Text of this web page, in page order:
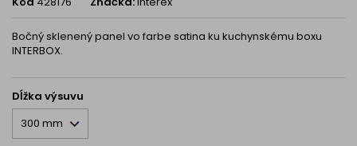
Bočný sklenený panel vo farbe satina ku kuchynskému boxu
INTERBOX.
Dĺžka výsuvu